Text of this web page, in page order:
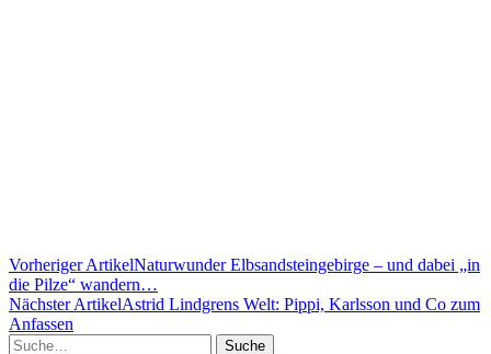
Vorheriger ArtikelNaturwunder Elbsandsteingebirge – und dabei „in
die Pilze“ wandern…
Nächster ArtikelAstrid Lindgrens Welt: Pippi, Karlsson und Co zum
Anfassen
Suche